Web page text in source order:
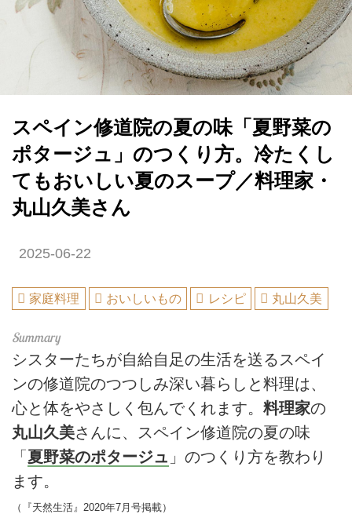
スペイン修道院の夏の味「夏野菜の
ポタージュ」のつくり方。冷たくし
てもおいしい夏のスープ／料理家・
丸山久美さん
2025-06-22
家庭料理 おいしいもの レシピ 丸山久美
シスターたちが自給自足の生活を送るスペイ
ンの修道院のつつしみ深い暮らしと料理は、
心と体をやさしく包んでくれます。 料理家の
丸山久美さんに、スペイン修道院の夏の味
「 夏野菜のポタージュ 」のつくり方を教わり
ます。
（『天然生活』2020年7月号掲載）